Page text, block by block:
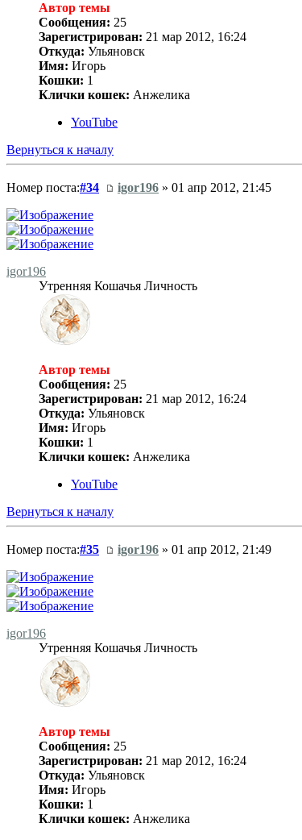
Автор темы
Сообщения: 25
Зарегистрирован: 21 мар 2012, 16:24
Откуда: Ульяновск
Имя: Игорь
Кошки: 1
Клички кошек: Анжелика
YouTube
Вернуться к началу
Номер поста:#34 igor196 » 01 апр 2012, 21:45
igor196
Утренняя Кошачья Личность
Автор темы
Сообщения: 25
Зарегистрирован: 21 мар 2012, 16:24
Откуда: Ульяновск
Имя: Игорь
Кошки: 1
Клички кошек: Анжелика
YouTube
Вернуться к началу
Номер поста:#35 igor196 » 01 апр 2012, 21:49
igor196
Утренняя Кошачья Личность
Автор темы
Сообщения: 25
Зарегистрирован: 21 мар 2012, 16:24
Откуда: Ульяновск
Имя: Игорь
Кошки: 1
Клички кошек: Анжелика